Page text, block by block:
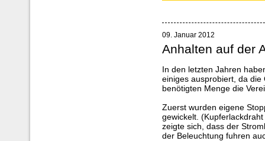
09. Januar 2012
Anhalten auf der
In den letzten Jahren
einiges ausprobiert, da
benötigten Menge die
Zuerst wurden eigene
gewickelt.
zeigte sich, dass der
der Beleuchtung fuhren